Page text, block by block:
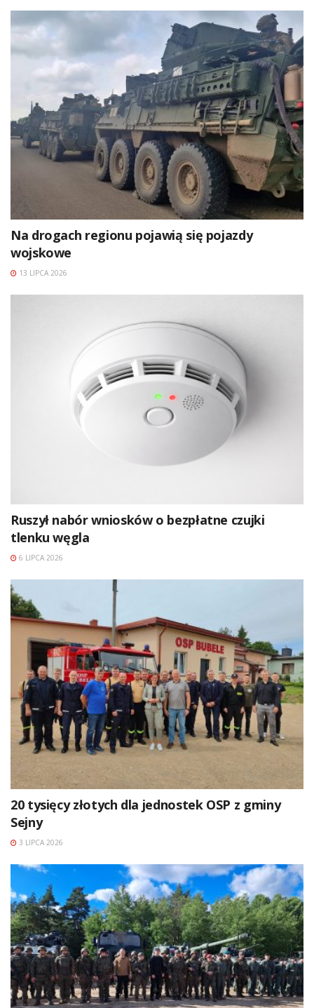
Na drogach regionu pojawią się pojazdy
wojskowe
13 LIPCA 2026
Ruszył nabór wniosków o bezpłatne czujki
tlenku węgla
6 LIPCA 2026
20 tysięcy złotych dla jednostek OSP z gminy
Sejny
3 LIPCA 2026